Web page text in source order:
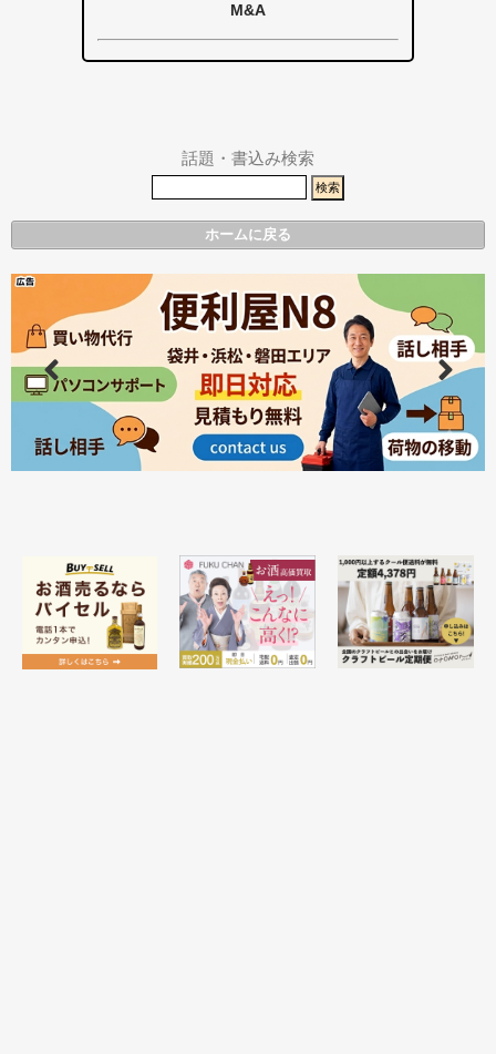
袋井市
掛川市
袋井市・掛川
市
M&A
話題・書込み検索
ホームに戻る